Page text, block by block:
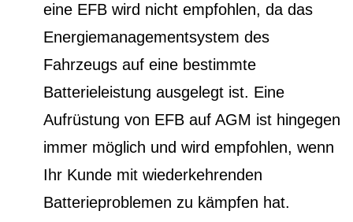
eine EFB wird nicht empfohlen, da das
Energiemanagementsystem des
Fahrzeugs auf eine bestimmte
Batterieleistung ausgelegt ist. Eine
Aufrüstung von EFB auf AGM ist hingegen
immer möglich und wird empfohlen, wenn
Ihr Kunde mit wiederkehrenden
Batterieproblemen zu kämpfen hat.